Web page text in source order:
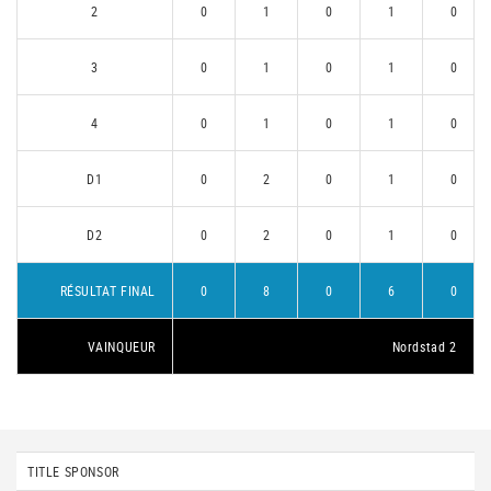
2 0 1 0 1 0
3 0 1 0 1 0
4 0 1 0 1 0
D1 0 2 0 1 0
D2 0 2 0 1 0
RÉSULTAT FINAL 0 8 0 6 0
VAINQUEUR Nordstad 2
TITLE SPONSOR